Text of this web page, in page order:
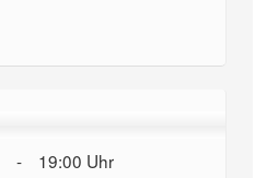
-
19:00 Uhr